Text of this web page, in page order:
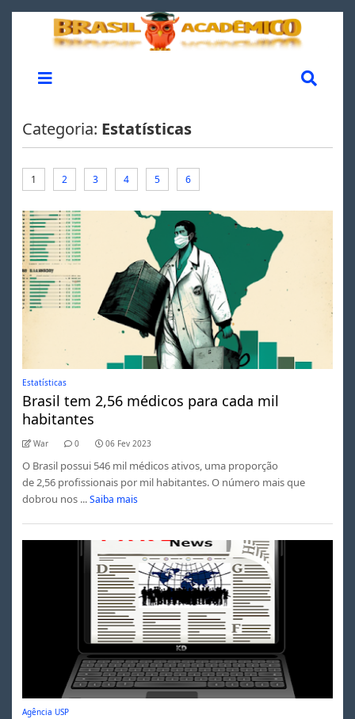
Categoria: Estatísticas
1 2 3 4 5 6
Estatísticas
Brasil tem 2,56 médicos para cada mil
habitantes
War 0 06 Fev 2023
O Brasil possui 546 mil médicos ativos, uma proporção
de 2,56 profissionais por mil habitantes. O número mais que
dobrou nos ... Saiba mais
Agência USP